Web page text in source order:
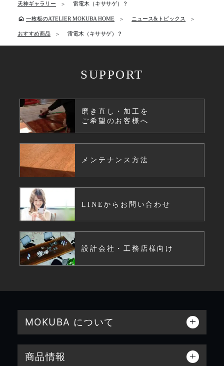
天神ギャラリー 雷電木（キササゲ）？
home 一枚板のATELIER MOKUBA HOME ニュース&トピックス
おすすめ商品 雷電木（キササゲ）？
SUPPORT
磨き直し・加工を
ご希望のお客様へ
メンテナンス方法
LINEからお問い合わせ
設計会社・工務店様向け
MOKUBA について
商品情報